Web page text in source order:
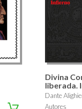
Divina
liberada.
Dante
Autores